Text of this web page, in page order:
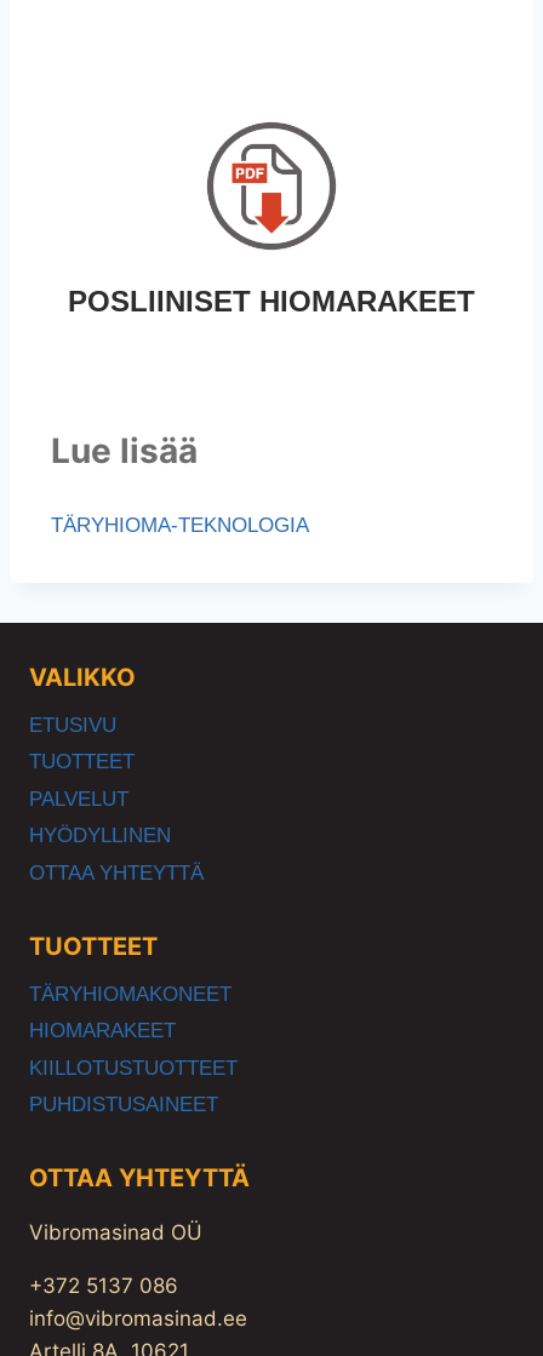
POSLIINISET HIOMARAKEET
Lue lisää
TÄRYHIOMA-TEKNOLOGIA
VALIKKO
ETUSIVU
TUOTTEET
PALVELUT
HYÖDYLLINEN
OTTAA YHTEYTTÄ
TUOTTEET
TÄRYHIOMAKONEET
HIOMARAKEET
KIILLOTUSTUOTTEET
PUHDISTUSAINEET
OTTAA YHTEYTTÄ
Vibromasinad OÜ
+372 5137 086
info@vibromasinad.ee
Artelli 8A, 10621